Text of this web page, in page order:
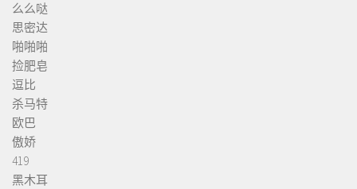
么么哒
思密达
啪啪啪
捡肥皂
逗比
杀马特
欧巴
傲娇
419
黑木耳